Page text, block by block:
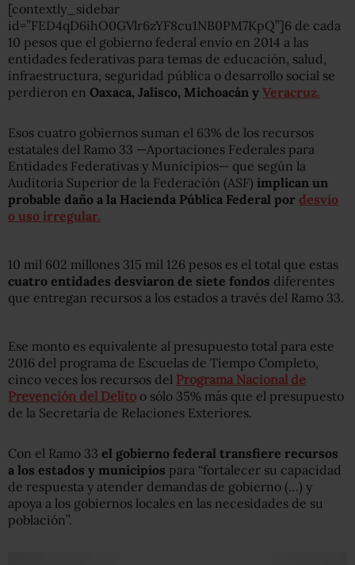
[contextly_sidebar
id=”FED4qD6ihO0GVlr6zYF8cu1NB0PM7KpQ”]6 de cada
10 pesos que el gobierno federal envío en 2014 a las
entidades federativas para temas de educación, salud,
infraestructura, seguridad pública o desarrollo social se
perdieron en Oaxaca, Jalisco, Michoacán y Veracruz.
Esos cuatro gobiernos suman el 63% de los recursos
estatales del Ramo 33 —Aportaciones Federales para
Entidades Federativas y Municipios— que según la
Auditoría Superior de la Federación (ASF) implican un
probable daño a la Hacienda Pública Federal por desvío
o uso irregular.
10 mil 602 millones 315 mil 126 pesos es el total que estas
cuatro entidades desviaron de siete fondos diferentes
que entregan recursos a los estados a través del Ramo 33.
Ese monto es equivalente al presupuesto total para este
2016 del programa de Escuelas de Tiempo Completo,
cinco veces los recursos del Programa Nacional de
Prevención del Delito o sólo 35% más que el presupuesto
de la Secretaría de Relaciones Exteriores.
Con el Ramo 33 el gobierno federal transfiere recursos
a los estados y municipios para “fortalecer su capacidad
de respuesta y atender demandas de gobierno (…) y
apoya a los gobiernos locales en las necesidades de su
población”.